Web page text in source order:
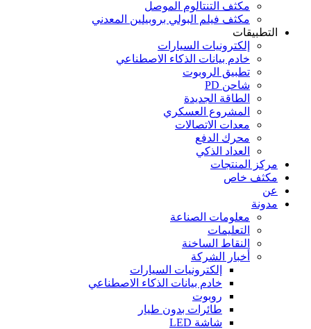
مكثف التنتالوم الموصل
مكثف فيلم البولي بروبيلين المعدني
التطبيقات
إلكترونيات السيارات
خادم بيانات الذكاء الاصطناعي
تطبيق الروبوت
شاحن PD
الطاقة الجديدة
المشروع العسكري
معدات الاتصالات
محرك الدفع
العداد الذكي
مركز المنتجات
مكثف خاص
عن
مدونة
معلومات الصناعة
التعليمات
النقاط الساخنة
أخبار الشركة
إلكترونيات السيارات
خادم بيانات الذكاء الاصطناعي
روبوت
طائرات بدون طيار
شاشة LED